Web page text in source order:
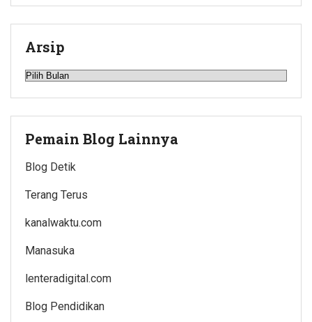
Arsip
Arsip
Pemain Blog Lainnya
Blog Detik
Terang Terus
kanalwaktu.com
Manasuka
lenteradigital.com
Blog Pendidikan